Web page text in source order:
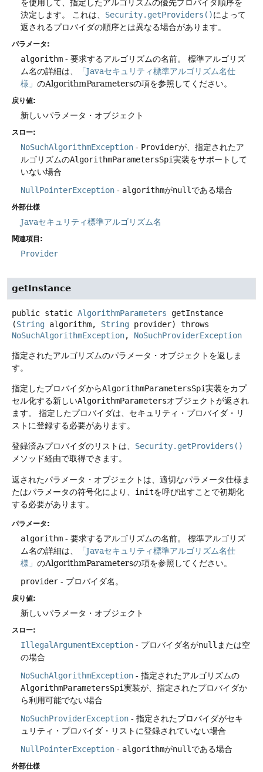
を使用して、指定したアルゴリズムの優先プロバイダ順序を
決定します。
これは、 Security.getProviders()によって
返されるプロバイダの順序とは異なる場合があります。
パラメータ:
algorithm - 要求するアルゴリズムの名前。
標準アルゴリズ
ム名の詳細は、
「Javaセキュリティ標準アルゴリズム名仕
様」 のAlgorithmParametersの項を参照してください。
戻り値:
新しいパラメータ・オブジェクト
スロー:
NoSuchAlgorithmException - Providerが、指定されたア
ルゴリズムのAlgorithmParametersSpi実装をサポートして
いない場合
NullPointerException - algorithmがnullである場合
外部仕様
Javaセキュリティ標準アルゴリズム名
関連項目:
Provider
getInstance
public static AlgorithmParameters
getInstance
(String algorithm, String provider)
throws
NoSuchAlgorithmException, NoSuchProviderException
指定されたアルゴリズムのパラメータ・オブジェクトを返しま
す。
指定したプロバイダからAlgorithmParametersSpi実装をカプ
セル化する新しいAlgorithmParametersオブジェクトが返され
ます。
指定したプロバイダは、セキュリティ・プロバイダ・リ
ストに登録する必要があります。
登録済みプロバイダのリストは、 Security.getProviders()
メソッド経由で取得できます。
返されたパラメータ・オブジェクトは、適切なパラメータ仕様ま
たはパラメータの符号化により、 initを呼び出すことで初期化
する必要があります。
パラメータ:
algorithm - 要求するアルゴリズムの名前。
標準アルゴリズ
ム名の詳細は、
「Javaセキュリティ標準アルゴリズム名仕
様」 のAlgorithmParametersの項を参照してください。
provider - プロバイダ名。
戻り値:
新しいパラメータ・オブジェクト
スロー:
IllegalArgumentException - プロバイダ名がnull または空
の場合
NoSuchAlgorithmException - 指定されたアルゴリズムの
AlgorithmParametersSpi実装が、指定されたプロバイダか
ら利用可能でない場合
NoSuchProviderException - 指定されたプロバイダがセキ
ュリティ・プロバイダ・リストに登録されていない場合
NullPointerException - algorithmがnull である場合
外部仕様